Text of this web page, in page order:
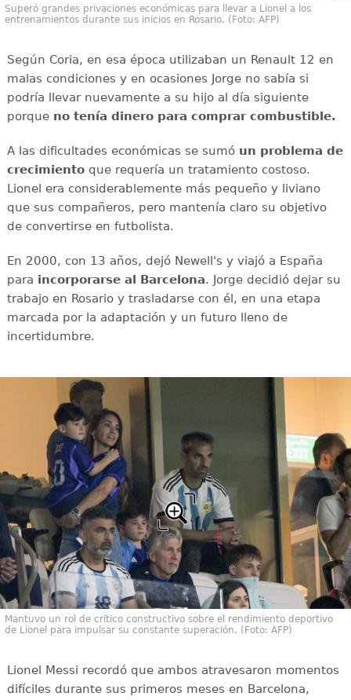
Superó grandes privaciones económicas para llevar a Lionel a los
entrenamientos durante sus inicios en Rosario. (Foto: AFP)
Según Coria, en esa época utilizaban un Renault 12 en
malas condiciones y en ocasiones Jorge no sabía si
podría llevar nuevamente a su hijo al día siguiente
porque no tenía dinero para comprar combustible.
A las dificultades económicas se sumó un problema de
crecimientoque requería un tratamiento costoso.
Lionel era considerablemente más pequeño y liviano
que sus compañeros, pero mantenía claro su objetivo
de convertirse en futbolista.
En 2000, con 13 años, dejó Newell's y viajó a España
para incorporarse al Barcelona. Jorge decidió dejar su
trabajo en Rosario y trasladarse con él, en una etapa
marcada por la adaptación y un futuro lleno de
incertidumbre.
Mantuvo un rol de crítico constructivo sobre el rendimiento deportivo
de Lionel para impulsar su constante superación. (Foto: AFP)
Lionel Messi recordó que ambos atravesaron momentos
difíciles durante sus primeros meses en Barcelona,